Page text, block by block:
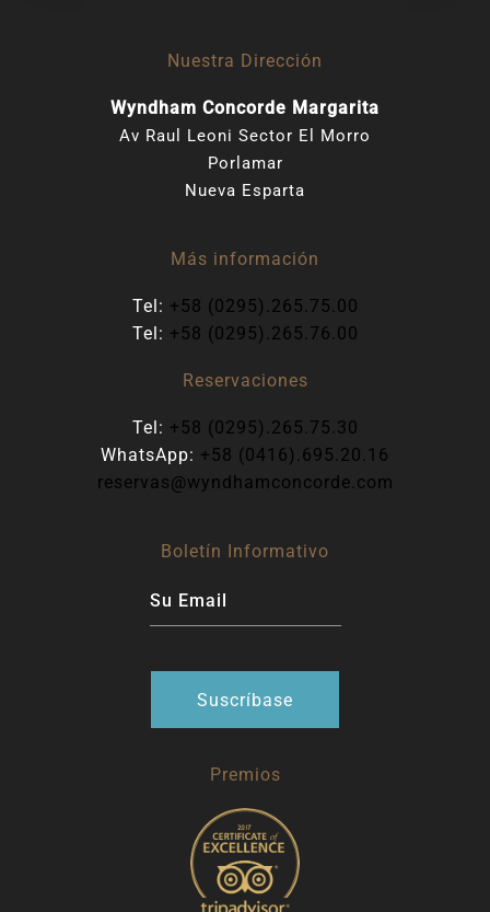
Nuestra Dirección
Wyndham Concorde Margarita
Av Raul Leoni Sector El Morro
Porlamar
Nueva Esparta
Más información
Tel: +58 (0295).265.75.00
Tel: +58 (0295).265.76.00
Reservaciones
Tel: +58 (0295).265.75.30
WhatsApp: +58 (0416).695.20.16
reservas@wyndhamconcorde.com
Boletín Informativo
Premios